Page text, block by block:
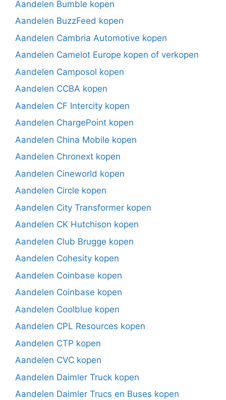
Aandelen Bumble kopen
Aandelen BuzzFeed kopen
Aandelen Cambria Automotive kopen
Aandelen Camelot Europe kopen of verkopen
Aandelen Camposol kopen
Aandelen CCBA kopen
Aandelen CF Intercity kopen
Aandelen ChargePoint kopen
Aandelen China Mobile kopen
Aandelen Chronext kopen
Aandelen Cineworld kopen
Aandelen Circle kopen
Aandelen City Transformer kopen
Aandelen CK Hutchison kopen
Aandelen Club Brugge kopen
Aandelen Cohesity kopen
Aandelen Coinbase kopen
Aandelen Coinbase kopen
Aandelen Coolblue kopen
Aandelen CPL Resources kopen
Aandelen CTP kopen
Aandelen CVC kopen
Aandelen Daimler Truck kopen
Aandelen Daimler Trucs en Buses kopen